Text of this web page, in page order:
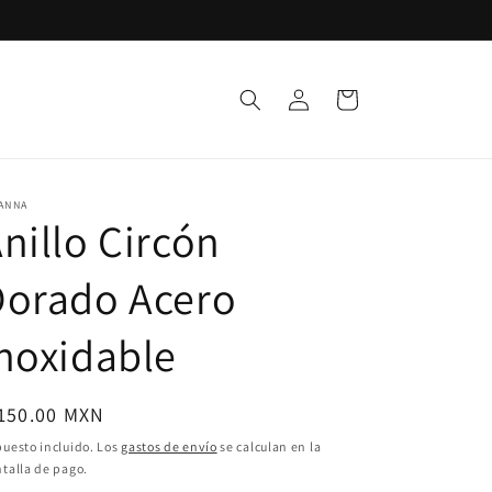
Iniciar
sesión
Carrito
Circón
Acero
MXN
incluido. Los gastos de envío se calculan en la
de pago.